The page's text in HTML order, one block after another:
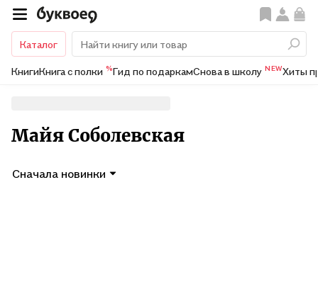
Каталог
КнигиКнига с полки %Гид по подаркамСнова в школу NEWХиты
Майя Соболевская
Сначала новинки